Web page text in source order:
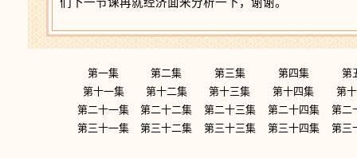
第一集 第二集 第三集 第四集
第
第十一集
第十二集 第十三集 第十四集
第
第二十一集
第二十二集 第二十三集 第二十四集
第二
第三十一集
第三十二集 第三十三集 第三十四集 第三